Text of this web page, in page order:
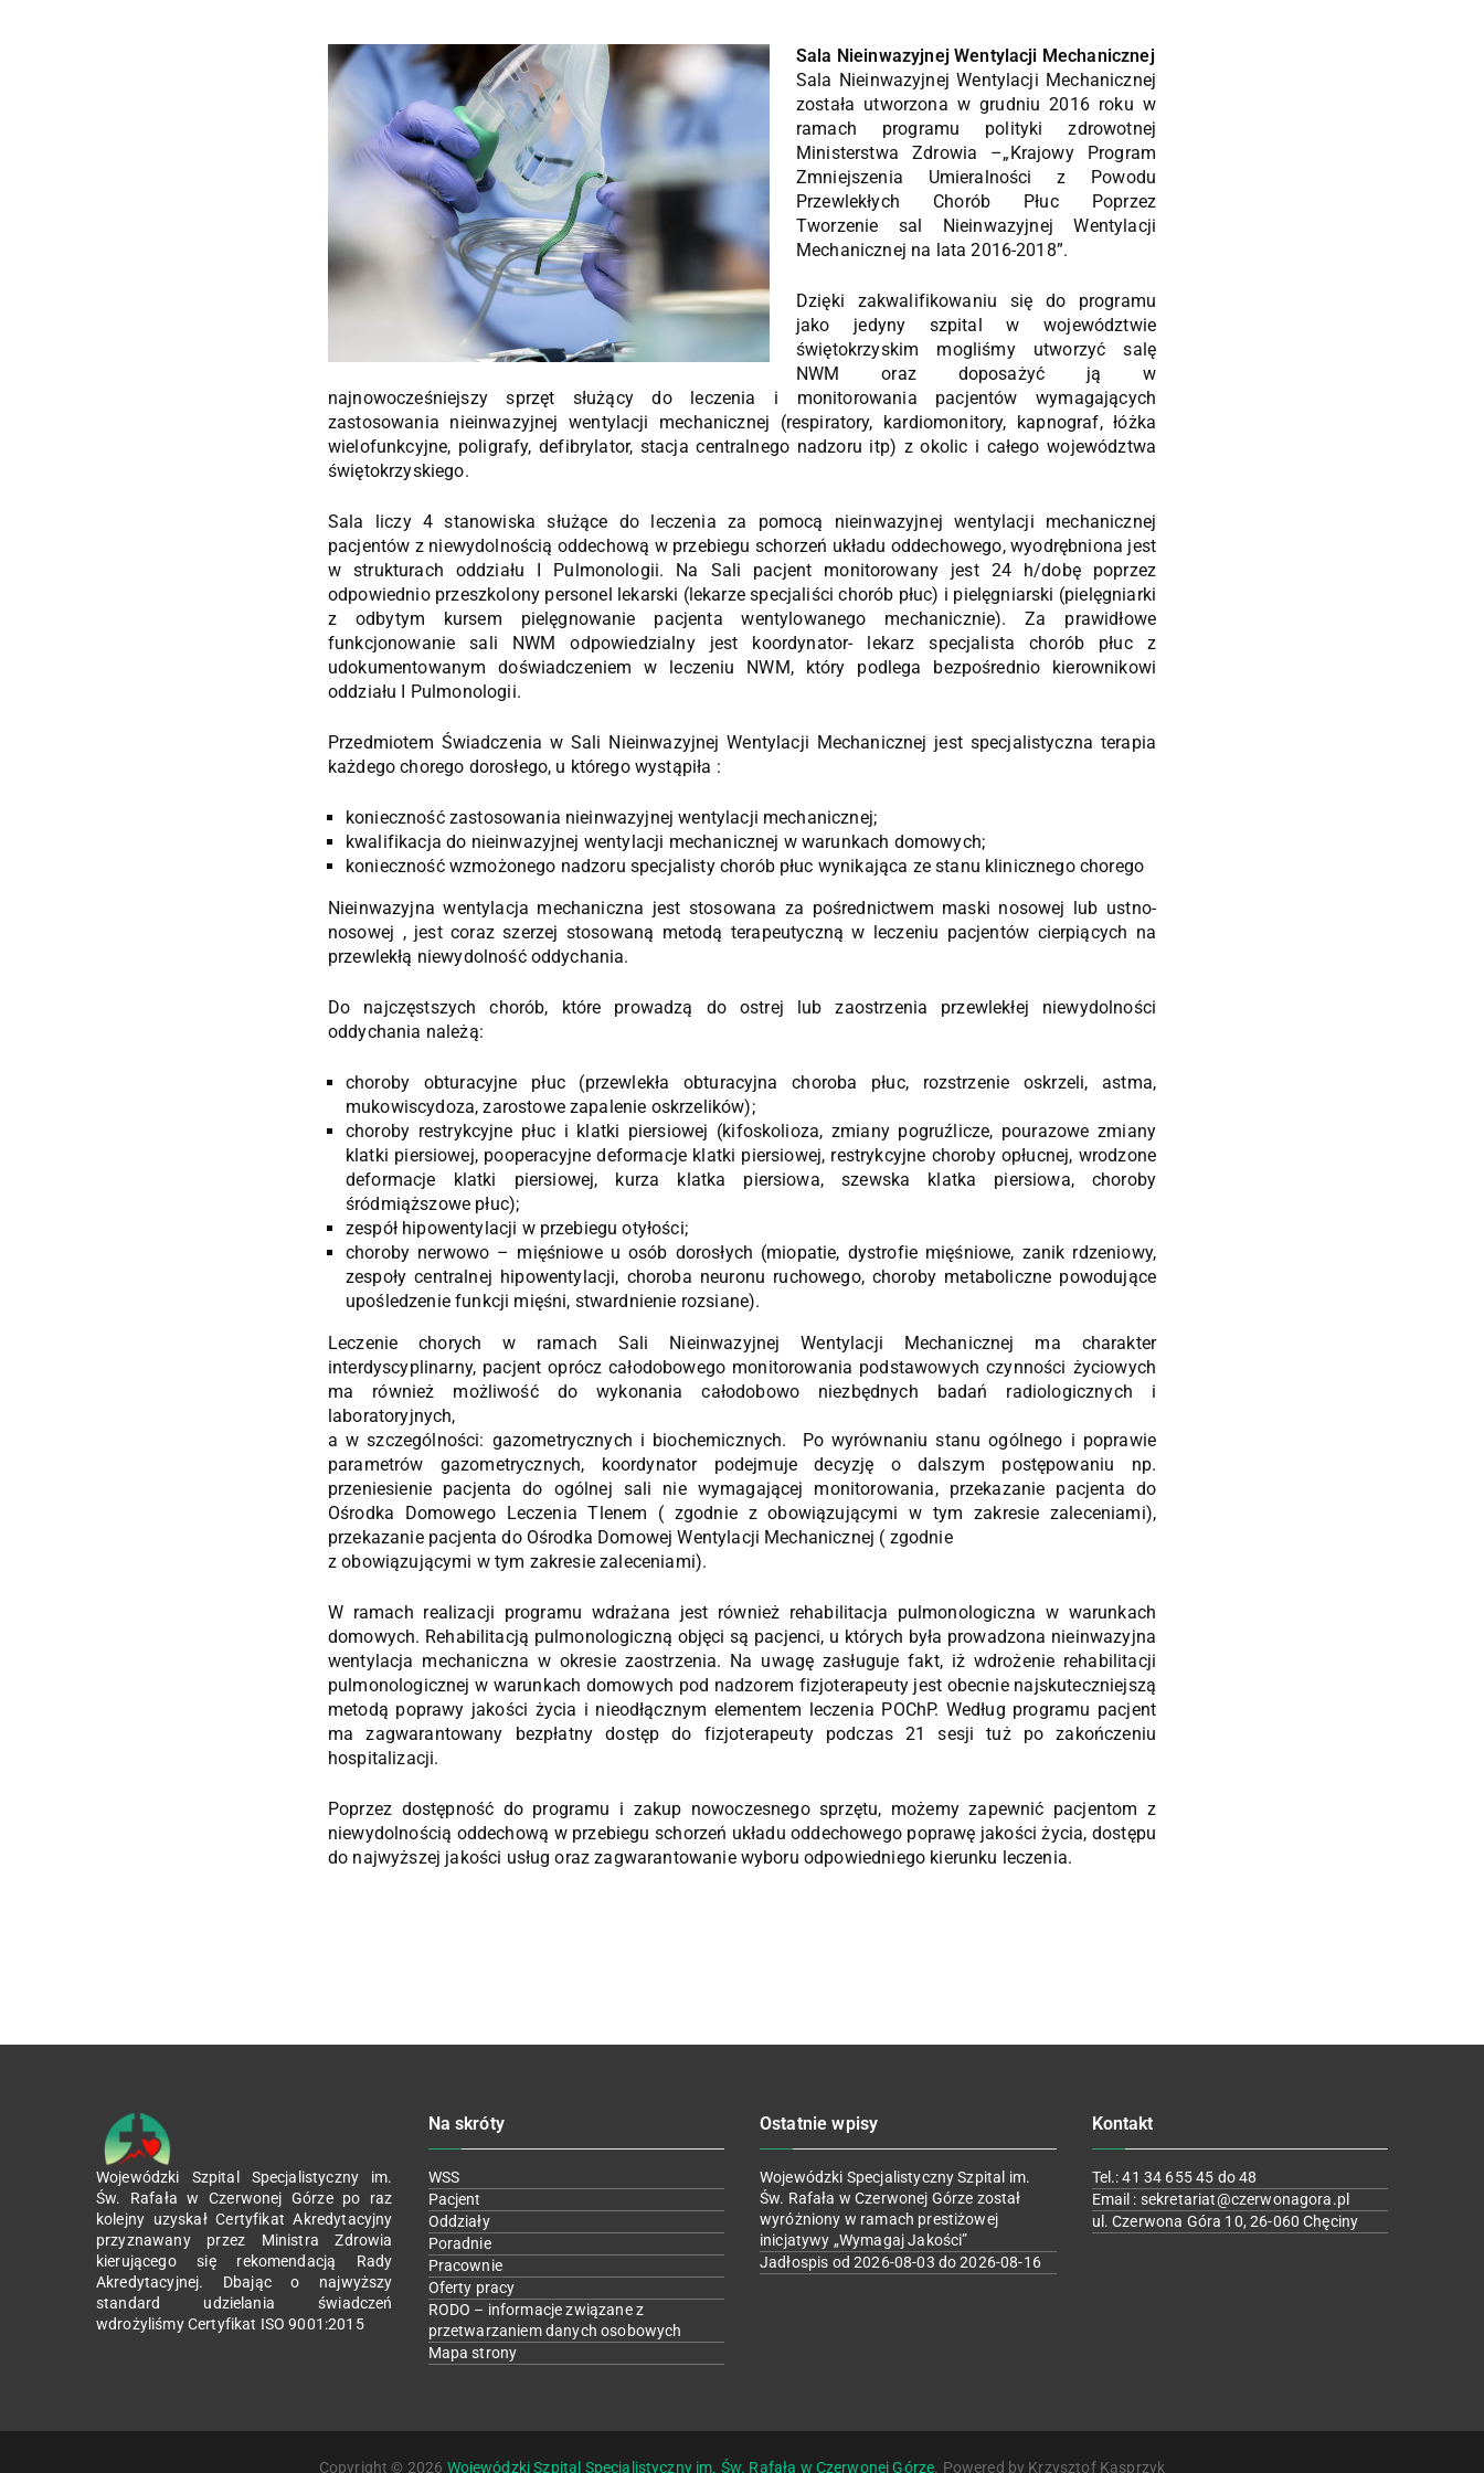
Sala Nieinwazyjnej Wentylacji Mechanicznej
Sala Nieinwazyjnej Wentylacji Mechanicznej
została utworzona w grudniu 2016 roku w
ramach programu polityki zdrowotnej
Ministerstwa Zdrowia –„Krajowy Program
Zmniejszenia Umieralności z Powodu
Przewlekłych Chorób Płuc Poprzez
Tworzenie sal Nieinwazyjnej Wentylacji
Mechanicznej na lata 2016-2018”.
Dzięki zakwalifikowaniu się do programu
jako jedyny szpital w województwie
świętokrzyskim mogliśmy utworzyć salę
NWM oraz doposażyć ją w
najnowocześniejszy sprzęt służący do leczenia i monitorowania pacjentów wymagających
zastosowania nieinwazyjnej wentylacji mechanicznej (respiratory, kardiomonitory, kapnograf, łóżka
wielofunkcyjne, poligrafy, defibrylator, stacja centralnego nadzoru itp) z okolic i całego województwa
świętokrzyskiego.
Sala liczy 4 stanowiska służące do leczenia za pomocą nieinwazyjnej wentylacji mechanicznej
pacjentów z niewydolnością oddechową w przebiegu schorzeń układu oddechowego, wyodrębniona jest
w strukturach oddziału I Pulmonologii. Na Sali pacjent monitorowany jest 24 h/dobę poprzez
odpowiednio przeszkolony personel lekarski (lekarze specjaliści chorób płuc) i pielęgniarski (pielęgniarki
z odbytym kursem pielęgnowanie pacjenta wentylowanego mechanicznie). Za prawidłowe
funkcjonowanie sali NWM odpowiedzialny jest koordynator- lekarz specjalista chorób płuc z
udokumentowanym doświadczeniem w leczeniu NWM, który podlega bezpośrednio kierownikowi
oddziału I Pulmonologii.
Przedmiotem Świadczenia w Sali Nieinwazyjnej Wentylacji Mechanicznej jest specjalistyczna terapia
każdego chorego dorosłego, u którego wystąpiła :
konieczność zastosowania nieinwazyjnej wentylacji mechanicznej;
kwalifikacja do nieinwazyjnej wentylacji mechanicznej w warunkach domowych;
konieczność wzmożonego nadzoru specjalisty chorób płuc wynikająca ze stanu klinicznego chorego
Nieinwazyjna wentylacja mechaniczna jest stosowana za pośrednictwem maski nosowej lub ustno-
nosowej , jest coraz szerzej stosowaną metodą terapeutyczną w leczeniu pacjentów cierpiących na
przewlekłą niewydolność oddychania.
Do najczęstszych chorób, które prowadzą do ostrej lub zaostrzenia przewlekłej niewydolności
oddychania należą:
choroby obturacyjne płuc (przewlekła obturacyjna choroba płuc, rozstrzenie oskrzeli, astma,
mukowiscydoza, zarostowe zapalenie oskrzelików);
choroby restrykcyjne płuc i klatki piersiowej (kifoskolioza, zmiany pogruźlicze, pourazowe zmiany
klatki piersiowej, pooperacyjne deformacje klatki piersiowej, restrykcyjne choroby opłucnej, wrodzone
deformacje klatki piersiowej, kurza klatka piersiowa, szewska klatka piersiowa, choroby
śródmiąższowe płuc);
zespół hipowentylacji w przebiegu otyłości;
choroby nerwowo – mięśniowe u osób dorosłych (miopatie, dystrofie mięśniowe, zanik rdzeniowy,
zespoły centralnej hipowentylacji, choroba neuronu ruchowego, choroby metaboliczne powodujące
upośledzenie funkcji mięśni, stwardnienie rozsiane).
Leczenie chorych w ramach Sali Nieinwazyjnej Wentylacji Mechanicznej ma charakter
interdyscyplinarny, pacjent oprócz całodobowego monitorowania podstawowych czynności życiowych
ma również możliwość do wykonania całodobowo niezbędnych badań radiologicznych i
laboratoryjnych,
a w szczególności: gazometrycznych i biochemicznych. Po wyrównaniu stanu ogólnego i poprawie
parametrów gazometrycznych, koordynator podejmuje decyzję o dalszym postępowaniu np.
przeniesienie pacjenta do ogólnej sali nie wymagającej monitorowania, przekazanie pacjenta do
Ośrodka Domowego Leczenia Tlenem ( zgodnie z obowiązującymi w tym zakresie zaleceniami),
przekazanie pacjenta do Ośrodka Domowej Wentylacji Mechanicznej ( zgodnie
z obowiązującymi w tym zakresie zaleceniami).
W ramach realizacji programu wdrażana jest również rehabilitacja pulmonologiczna w warunkach
domowych. Rehabilitacją pulmonologiczną objęci są pacjenci, u których była prowadzona nieinwazyjna
wentylacja mechaniczna w okresie zaostrzenia. Na uwagę zasługuje fakt, iż wdrożenie rehabilitacji
pulmonologicznej w warunkach domowych pod nadzorem fizjoterapeuty jest obecnie najskuteczniejszą
metodą poprawy jakości życia i nieodłącznym elementem leczenia POChP. Według programu pacjent
ma zagwarantowany bezpłatny dostęp do fizjoterapeuty podczas 21 sesji tuż po zakończeniu
hospitalizacji.
Poprzez dostępność do programu i zakup nowoczesnego sprzętu, możemy zapewnić pacjentom z
niewydolnością oddechową w przebiegu schorzeń układu oddechowego poprawę jakości życia, dostępu
do najwyższej jakości usług oraz zagwarantowanie wyboru odpowiedniego kierunku leczenia.
Wojewódzki Szpital Specjalistyczny im.
Św. Rafała w Czerwonej Górze po raz
kolejny uzyskał Certyfikat Akredytacyjny
przyznawany przez Ministra Zdrowia
kierującego się rekomendacją Rady
Akredytacyjnej. Dbając o najwyższy
standard udzielania świadczeń
wdrożyliśmy Certyfikat ISO 9001:2015
Na skróty
WSS
Pacjent
Oddziały
Poradnie
Pracownie
Oferty pracy
RODO – informacje związane z
przetwarzaniem danych osobowych
Mapa strony
Ostatnie wpisy
Wojewódzki Specjalistyczny Szpital im.
Św. Rafała w Czerwonej Górze został
wyróżniony w ramach prestiżowej
inicjatywy „Wymagaj Jakości”
Jadłospis od 2026-08-03 do 2026-08-16
Kontakt
Tel.: 41 34 655 45 do 48
Email : sekretariat@czerwonagora.pl
ul. Czerwona Góra 10, 26-060 Chęciny
Copyright © 2026 Wojewódzki Szpital Specjalistyczny im. Św. Rafała w Czerwonej Górze. Powered by Krzysztof Kasprzyk